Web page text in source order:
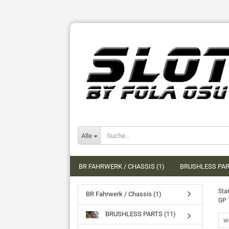
Alle
BR FAHRWERK / CHASSIS (1) BRUSHLESS
GP
BR Fahrwerk / Chassis (1)
BRUSHLESS PARTS (11)